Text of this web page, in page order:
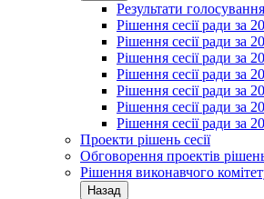
Результати голосування
Рішення сесії ради за
Рішення сесії ради за
Рішення сесії ради за
Рішення сесії ради за
Рішення сесії ради за
Рішення сесії ради за
Рішення сесії ради за
Проекти рішень сесії
Обговорення проектів рішень
Рішення виконавчого
Назад